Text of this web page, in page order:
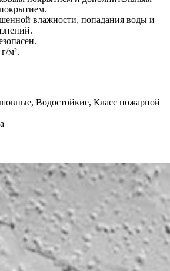
влажности, попадания воды и
м².
Водостойкие, Класс пожарной